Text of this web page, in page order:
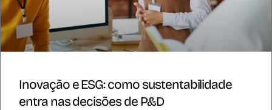
Inovação e ESG: como sustentabilidade
entra nas decisões de P&D